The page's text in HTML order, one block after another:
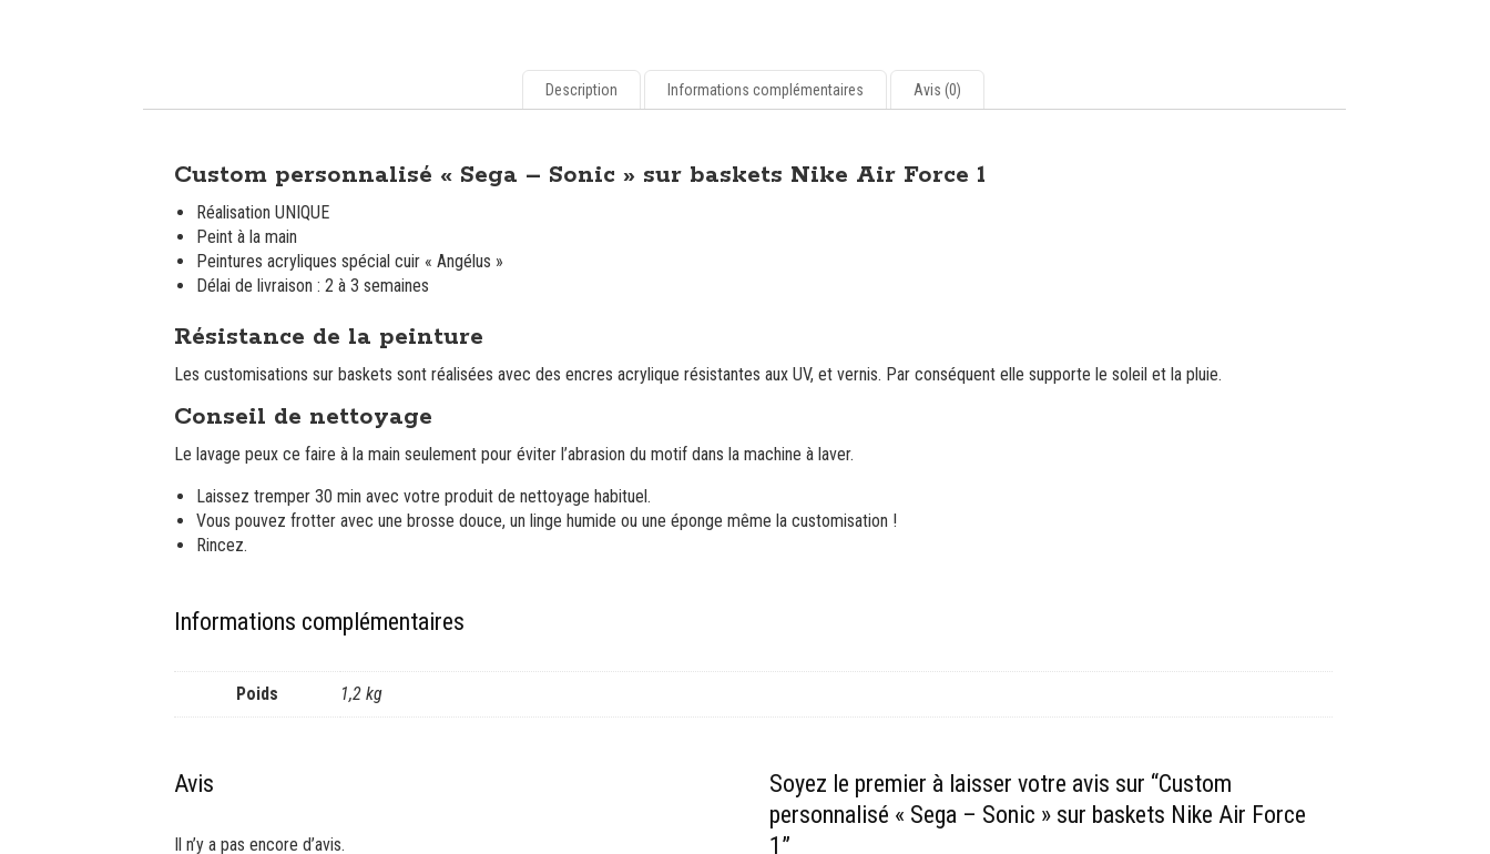
sur
baskets
Force
Description Informations complémentaires Avis (0)
Custom personnalisé « Sega – Sonic » sur baskets Nike Air Force 1
Réalisation UNIQUE
Peint à la main
Peintures acryliques spécial cuir « Angélus »
Délai de livraison : 2 à 3 semaines
Résistance de la peinture
Les customisations sur baskets sont réalisées avec des encres acrylique résistantes aux UV, et vernis. Par conséquent elle supporte le soleil et la pluie.
Conseil de nettoyage
Le lavage peux ce faire à la main seulement pour éviter l’abrasion du motif dans la machine à laver.
Laissez tremper 30 min avec votre produit de nettoyage habituel.
Vous pouvez frotter avec une brosse douce, un linge humide ou une éponge même la customisation !
Rincez.
Informations complémentaires
Poids 1,2 kg
Avis
Il n’y a pas encore d’avis.
Soyez le premier à laisser votre avis sur “Custom
personnalisé « Sega – Sonic » sur baskets Nike Air Force
1”